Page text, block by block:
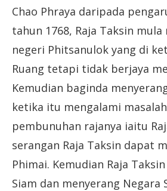
Chao Phraya daripada
tahun 1768, Raja Taksin mula
negeri Phitsanulok yang di
Ruang tetapi tidak berjaya
Kemudian baginda
ketika itu mengalami
pembunuhan rajanya iaitu
serangan Raja Taksin dapat
Phimai. Kemudian Raja
Siam dan menyerang Negara